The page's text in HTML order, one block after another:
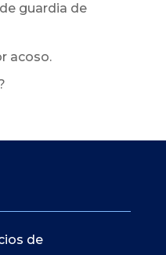
guardia de
acoso.
de